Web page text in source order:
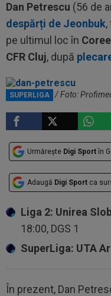
Dan Petrescu (56 de
despărți de Jeonbuk
pe ultimul loc în
CFR Cluj, după
SUPERLIGA
Dan Petrescu / Foto:
Urmărește Digi Sport în
Adaugă Digi Sport ca
Liga 2: Unirea
18:00, DGS 1
SuperLiga: UTA
În prezent, Dan